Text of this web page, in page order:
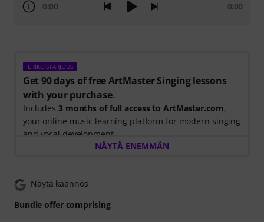
0:00 0:00
ERIKOISTARJOUS
Get 90 days of free ArtMaster Singing lessons
with your purchase.
Includes3 months of full access to ArtMaster.com,
your online music learning platform for modern singing
and vocal development.
days voucher code giving you full access to our
premiumSinging for Beginners
Stevvi Alexander
, who has worked with artists
NÄYTÄ ENEMMÄN
Näytä käännös
Bundle offer comprising